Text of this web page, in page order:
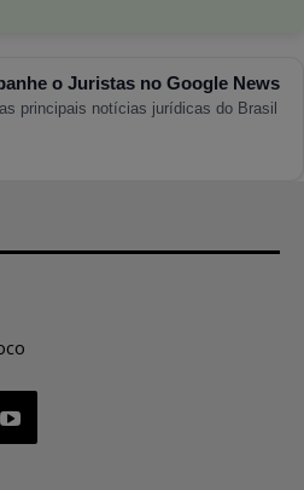
o Juristas no Google News
principais notícias jurídicas do Brasil